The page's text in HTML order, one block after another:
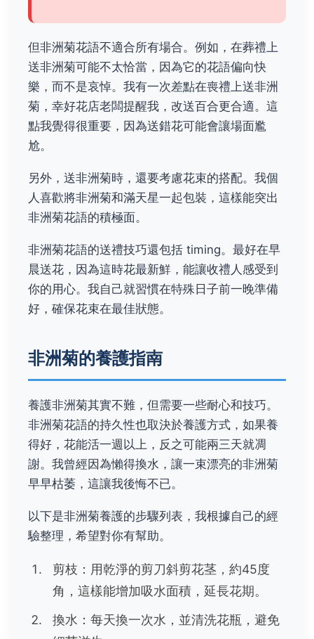
但非洲菊花語不適合所有場合。例如，在葬禮上
送非洲菊可能不太恰當，因為它的花語偏向快
樂，而不是哀悼。我有一次差點在喪禮上送非洲
菊，幸好花店老闆提醒我，改送百合更合適。這
點我覺得很重要，因為送錯花可能會讓場面尷
尬。
另外，送非洲菊時，還要考慮花束的搭配。我個
人喜歡將非洲菊和滿天星一起包裝，這樣能突出
非洲菊花語的積極面。
非洲菊花語的送禮技巧還包括 timing。最好在早
晨送花，因為這時花最新鮮，能讓收禮人感受到
你的用心。我自己就習慣在特殊日子前一晚準備
好，確保花束在最佳狀態。
非洲菊的養護指南
養護非洲菊其實不難，但需要一些耐心和技巧。
非洲菊花語的持久性也取決於養護方式，如果養
得好，花能活一週以上，反之可能兩三天就凋
謝。我曾經因為懶得換水，讓一束漂亮的非洲菊
早早枯萎，這讓我後悔不已。
以下是非洲菊養護的步驟列表，我根據自己的經
驗整理，希望對你有幫助。
剪枝：用乾淨的剪刀斜剪花茎，約45度
角，這樣能增加吸水面積，延長花期。
換水：每天換一次水，並清洗花瓶，避免